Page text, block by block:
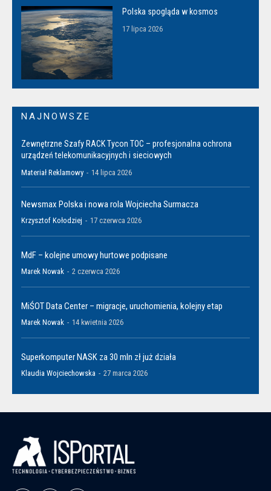
Polska spogląda w kosmos
17 lipca 2026
NAJNOWSZE
Zewnętrzne Szafy RACK Tycon TOC – profesjonalna ochrona
urządzeń telekomunikacyjnych i sieciowych
Materiał Reklamowy - 14 lipca 2026
Newsmax Polska i nowa rola Wojciecha Surmacza
Krzysztof Kołodziej - 17 czerwca 2026
MdF – kolejne umowy hurtowe podpisane
Marek Nowak - 2 czerwca 2026
MiŚOT Data Center – migracje, uruchomienia, kolejny etap
Marek Nowak - 14 kwietnia 2026
Superkomputer NASK za 30 mln zł już działa
Klaudia Wojciechowska - 27 marca 2026